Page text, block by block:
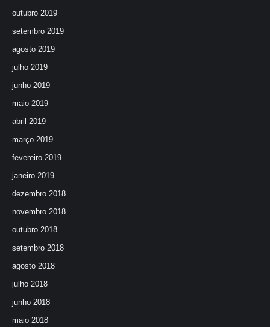
outubro 2019
setembro 2019
agosto 2019
julho 2019
junho 2019
maio 2019
abril 2019
março 2019
fevereiro 2019
janeiro 2019
dezembro 2018
novembro 2018
outubro 2018
setembro 2018
agosto 2018
julho 2018
junho 2018
maio 2018